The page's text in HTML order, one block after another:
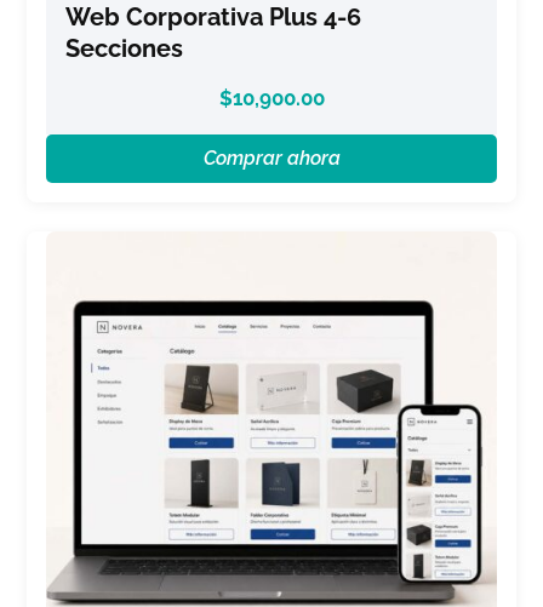
Web Corporativa Plus 4-6
Secciones
$10,900.00
Comprar ahora